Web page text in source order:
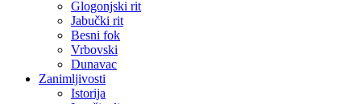
Glogonjski rit
Jabučki rit
Besni fok
Vrbovski
Dunavac
Zanimljivosti
Istorija